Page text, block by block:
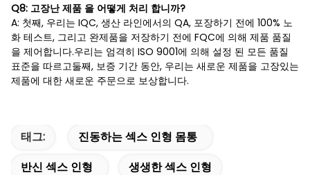
Q8: 고장난 제품 을 어떻게 처리 합니까?
A: 첫째, 우리는 IQC, 생산 라인에서의 QA, 포장하기 전에 100% 노
화 테스트, 그리고 완제품을 저장하기 전에 FQC에 의해 제품 품질
을 제어합니다.우리는 엄격히 ISO 9001에 의해 설정 된 모든 품질
표준을 따르고둘째, 보증 기간 동안, 우리는 새로운 제품을 고장있는
제품에 대한 새로운 주문으로 보상합니다.
태그:
진동하는 섹스 인형 몸통
반신 섹스 인형
생생한 섹스 인형